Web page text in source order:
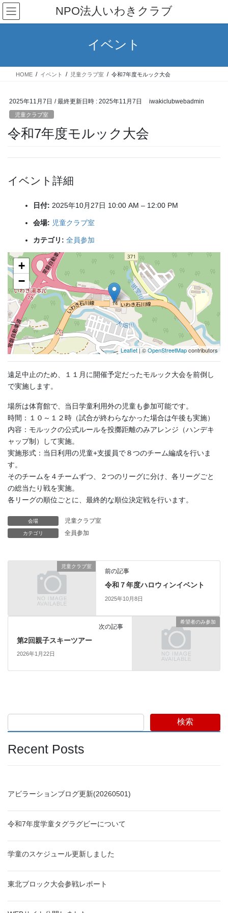
コ
ン
テ
ス
ナ
ビ
ゲ
ン
NPO法人いわきクラブ
イベント
HOME イベント 児童クラブ室 令和7年度モルック大会
2025年11月7日 / 最終更新日時 : 2025年11月7日 iwakiclubwebadmin
児童クラブ室
令和7年度モルック大会
イベント詳細
日付: 2025年10月27日 10:00 AM – 12:00 PM
会場: 児童クラブ室
カテゴリ: 全員参加
+
−
Leaflet| ©OpenStreetMapcontributors
遠足中止のため、１１月に開催予定だったモルック大会を前倒し
で実施します。
場所は体育館で、当日学童利用外の児童も参加可能です。
時間：１０～１２時（試合が終わらなかった場合は午後も実施）
内容：モルックの公式ルールを投擲距離のみアレンジ（ハンデキ
ャップ制）して実施。
実施形式：当日利用の児童+支援員で８つのチーム編成を行いま
す。
そのチームを４チームずつ、２つのリーグに分け、各リーグごと
の総当たり戦を実施。
各リーグの順位ごとに、最終的な順位決定戦を行います。
会場 児童クラブ室
カテゴリ 全員参加
児童クラブ室
前の記事
令和７年度ハロウィンイベント
2025年10月8日
希望者のみ参加
次の記事
第2回親子スキーツアー
2026年1月22日
検索
Recent Posts
アビラーションブログ更新(20260501)
令和7年度学童タグラグビーについて
学童のスケジュール更新しました
東北ブロック大会参戦レポート